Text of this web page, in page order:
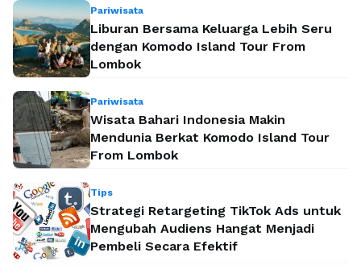
Pariwisata
Liburan Bersama Keluarga Lebih Seru
dengan Komodo Island Tour From
Lombok
Pariwisata
Wisata Bahari Indonesia Makin
Mendunia Berkat Komodo Island Tour
From Lombok
Tips
Strategi Retargeting TikTok Ads untuk
Mengubah Audiens Hangat Menjadi
Pembeli Secara Efektif